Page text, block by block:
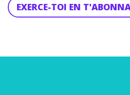
EXERCE-TOI EN